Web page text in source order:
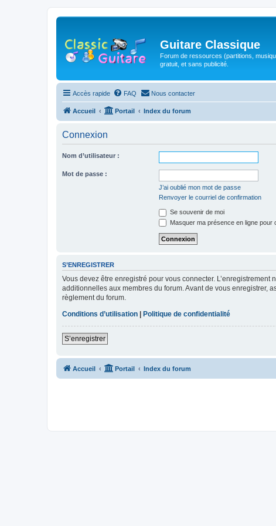
Guitare Classique
Forum de ressources (partitions,
gratuit, et sans publicité.
Accès rapide FAQ Nous contacter
Accueil Portail Index du forum
Connexion
Nom d’utilisateur :
Mot de passe :
J’ai oublié mon mot de passe
Renvoyer le courriel de confirmation
Se souvenir de moi
Masquer ma présence en ligne pour
S’ENREGISTRER
Vous devez être enregistré pour vous connecter.
additionnelles aux membres du forum. Avant de vous enregistrer,
règlement du forum.
Conditions d’utilisation | Politique de confidentialité
S’enregistrer
Accueil Portail Index du forum